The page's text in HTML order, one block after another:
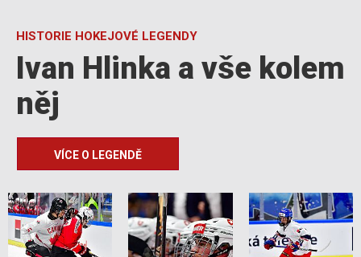
HISTORIE HOKEJOVÉ LEGENDY
Ivan Hlinka a vše kolem
něj
VÍCE O LEGENDĚ